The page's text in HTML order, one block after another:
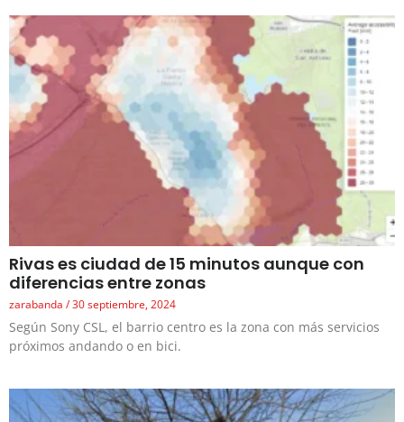
Rivas es ciudad de 15 minutos aunque con
diferencias entre zonas
zarabanda 30 septiembre, 2024
Según Sony CSL, el barrio centro es la zona con más servicios
próximos andando o en bici.